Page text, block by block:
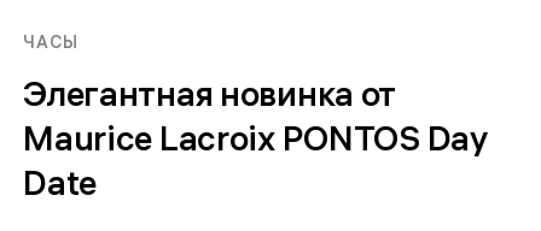
ЧАСЫ
Элегантная новинка от
Maurice Lacroix PONTOS Day
Date